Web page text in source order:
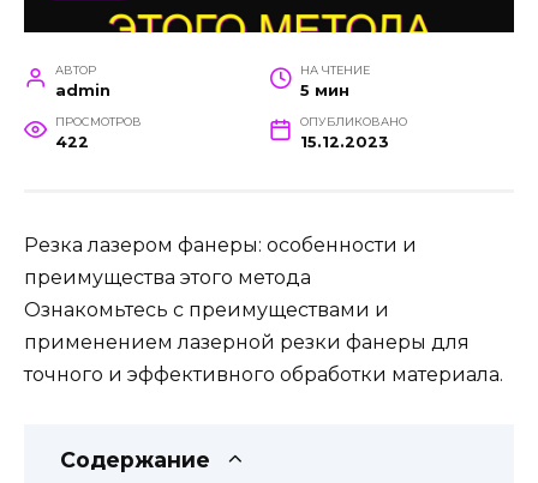
АВТОР
admin
НА ЧТЕНИЕ
5 мин
ПРОСМОТРОВ
422
ОПУБЛИКОВАНО
15.12.2023
Резка лазером фанеры: особенности и
преимущества этого метода
Ознакомьтесь с преимуществами и
применением лазерной резки фанеры для
точного и эффективного обработки материала.
Содержание